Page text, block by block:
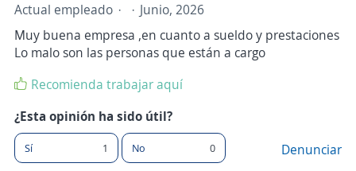
Actual empleado
Junio, 2026
Muy buena empresa ,en cuanto a sueldo y prestaciones
Lo malo son las personas que están a cargo
Recomienda trabajar aquí
¿Esta opinión ha sido útil?
Sí 1 No 0 Denunciar